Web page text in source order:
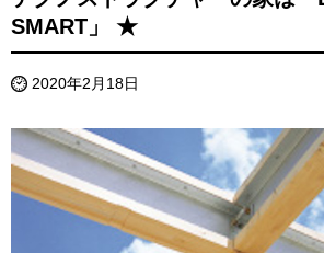
SMART」 ★
2020年2月18日